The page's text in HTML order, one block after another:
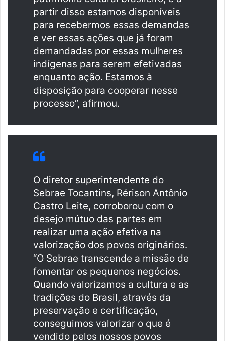
partir disso estamos disponíveis
para recebermos essas demandas
e ver essas ações que já foram
demandadas por essas mulheres
indígenas para serem efetivadas
enquanto ação. Estamos à
disposição para cooperar nesse
processo”, afirmou.
O diretor superintendente do
Sebrae Tocantins, Rérison Antônio
Castro Leite, corroborou com o
desejo mútuo das partes em
realizar uma ação efetiva na
valorização dos povos originários.
“O Sebrae transcende a missão de
fomentar os pequenos negócios.
Quando valorizamos a cultura e as
tradições do Brasil, através da
preservação e certificação,
conseguimos valorizar o que é
vendido pelos nossos povos